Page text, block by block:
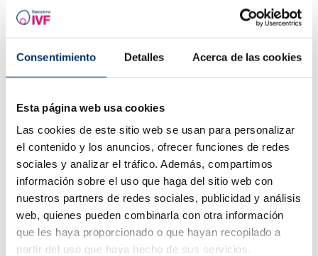
Consentimiento Detalles Acerca de las cookies
Esta página web usa cookies
Las cookies de este sitio web se usan para personalizar
el contenido y los anuncios, ofrecer funciones de redes
sociales y analizar el tráfico. Además, compartimos
información sobre el uso que haga del sitio web con
nuestros partners de redes sociales, publicidad y análisis
web, quienes pueden combinarla con otra información
que les haya proporcionado o que hayan recopilado a
partir del uso que haya hecho de sus servicios.
T’expliquem tot el que et cal saber.
Informació general
Poden congelar els seus òvuls totes les dones?
Quant de temps poden estar congelats els òvuls?
Què he de fer quan vulgui fer servir els meus òvuls
congelats?